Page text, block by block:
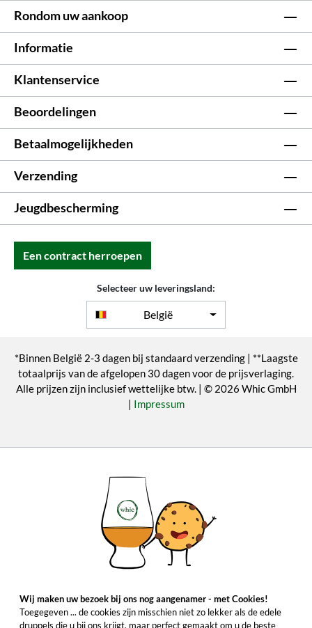
Rondom uw aankoop
Informatie
Klantenservice
Beoordelingen
Betaalmogelijkheden
Verzending
Jeugdbescherming
Een contract herroepen
Selecteer uw leveringsland:
België
*Binnen België 2-3 dagen bij standaard verzending | **Laagste
totaalprijs van de afgelopen 30 dagen voor de prijsverlaging.
Alle prijzen zijn inclusief wettelijke btw. | © 2026 Whic GmbH
| Impressum
Wij maken uw bezoek bij ons nog aangenamer - met Cookies!
Toegegeven ... de cookies zijn misschien niet zo lekker als de edele
druppels die u bij ons krijgt, maar perfect gemaakt om u de beste